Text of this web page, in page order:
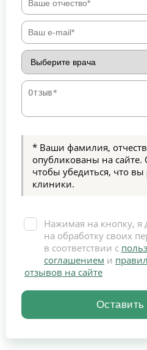
* Ваши фамилия,
опубликованы на
чтобы убедиться, что
клиники.
Нажимая на кнопку, я
на обработку своих
в соответствии с
соглашением и
отзывов на сайте